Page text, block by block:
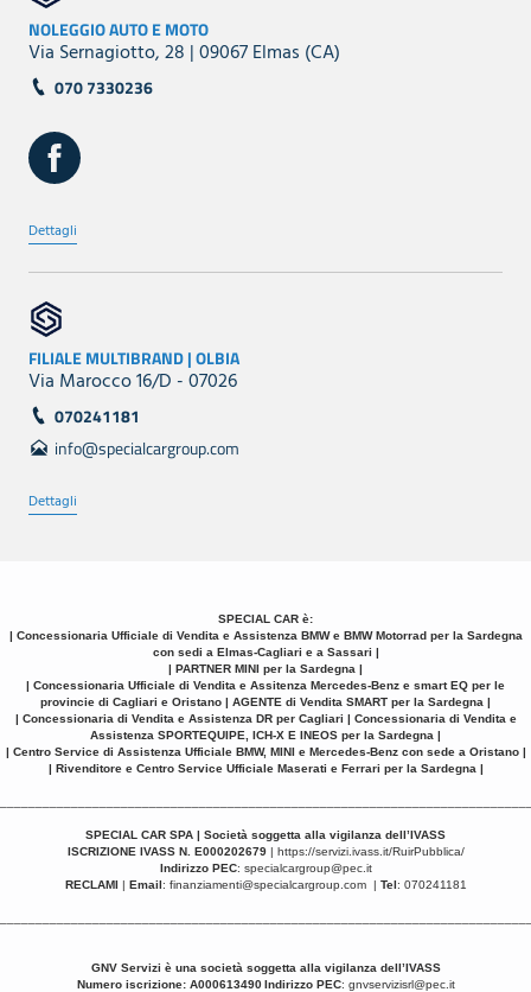
NOLEGGIO AUTO E MOTO
Via Sernagiotto, 28 | 09067 Elmas (CA)
070 7330236
Dettagli
FILIALE MULTIBRAND | OLBIA
Via Marocco 16/D - 07026
070241181
info@specialcargroup.com
Dettagli
SPECIAL CAR è:
| Concessionaria Ufficiale di Vendita e Assistenza BMW e BMW Motorrad per la Sardegna
con sedi a Elmas-Cagliari e a Sassari |
| PARTNER MINI per la Sardegna |
| Concessionaria Ufficiale di Vendita e Assitenza Mercedes-Benz e smart EQ per le
provincie di Cagliari e Oristano | AGENTE di Vendita SMART per la Sardegna |
| Concessionaria di Vendita e Assistenza DR per Cagliari | Concessionaria di Vendita e
Assistenza SPORTEQUIPE, ICH-X E INEOS per la Sardegna |
| Centro Service di Assistenza Ufficiale BMW, MINI e Mercedes-Benz con sede a Oristano |
| Rivenditore e Centro Service Ufficiale Maserati e Ferrari per la Sardegna |
SPECIAL CAR SPA | Società soggetta alla vigilanza dell’IVASS
ISCRIZIONE IVASS N. E000202679| https://servizi.ivass.it/RuirPubblica/
Indirizzo PEC: specialcargroup@pec.it
RECLAMI | Email: finanziamenti@specialcargroup.com| Tel: 070241181
GNV Servizi è una società soggetta alla vigilanza dell’IVASS
Numero iscrizione: A000613490 Indirizzo PEC: gnvservizisrl@pec.it